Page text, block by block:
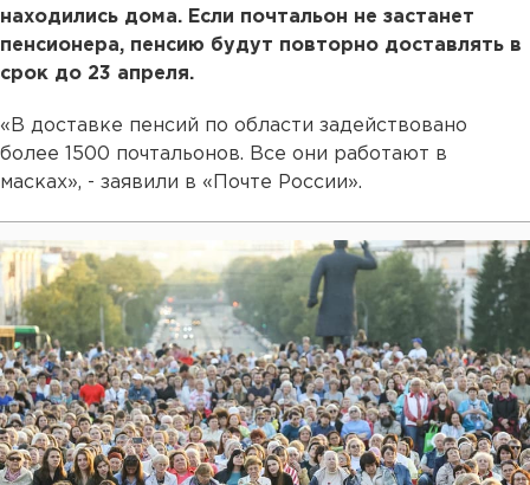
находились дома. Если почтальон не застанет
пенсионера, пенсию будут повторно доставлять в
срок до 23 апреля.
«В доставке пенсий по области задействовано
более 1500 почтальонов. Все они работают в
масках», - заявили в «Почте России».